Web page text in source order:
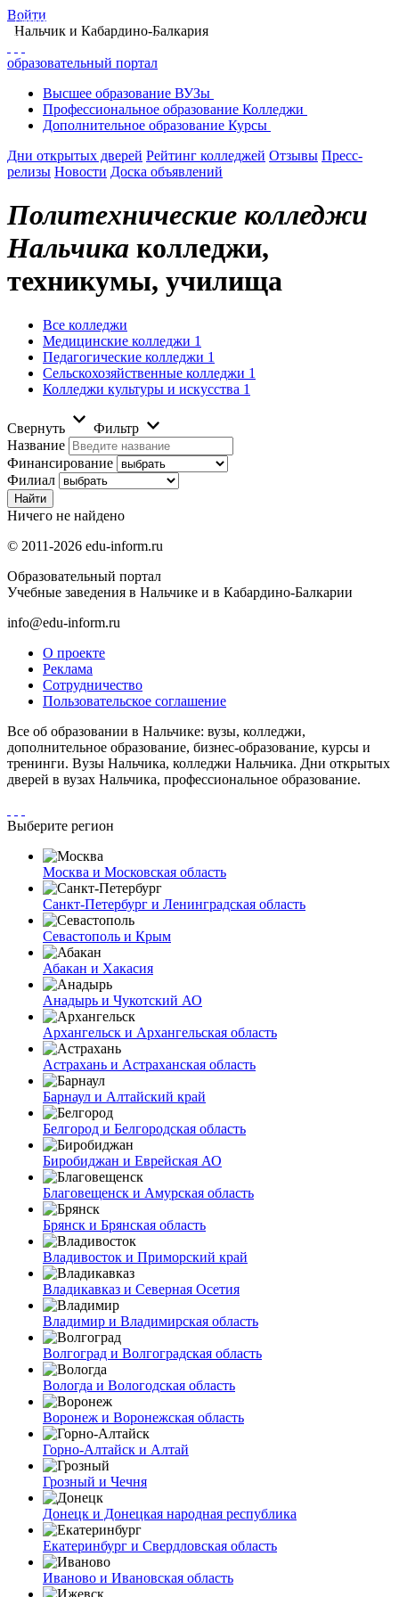
Войти
Нальчик и Кабардино-Балкария
образовательный портал
Высшее образование ВУЗы
Профессиональное образование Колледжи
Дополнительное образование Курсы
Дни открытых дверей Рейтинг колледжей Отзывы Пресс-
релизы Новости Доска объявлений
Политехнические колледжи
Нальчика колледжи,
техникумы, училища
Главная
Поиск колледжа в Нальчике
Политехнические колледжи Нальчика
Все колледжи
Медицинские колледжи 1
Педагогические колледжи 1
Сельскохозяйственные колледжи 1
Колледжи культуры и искусства 1
Свернуть
Фильтр
Название
Финансирование
Филиал
Ничего не найдено
© 2011-2026 edu-inform.ru
Образовательный портал
Учебные заведения в Нальчике и в Кабардино-Балкарии
info@edu-inform.ru
О проекте
Реклама
Сотрудничество
Пользовательское соглашение
Все об образовании в Нальчике: вузы, колледжи,
дополнительное образование, бизнес-образование, курсы и
тренинги. Вузы Нальчика, колледжи Нальчика. Дни открытых
дверей в вузах Нальчика, профессиональное образование.
Выберите регион
Москва и Московская область
Санкт-Петербург и Ленинградская область
Севастополь и Крым
Абакан и Хакасия
Анадырь и Чукотский АО
Архангельск и Архангельская область
Астрахань и Астраханская область
Барнаул и Алтайский край
Белгород и Белгородская область
Биробиджан и Еврейская АО
Благовещенск и Амурская область
Брянск и Брянская область
Владивосток и Приморский край
Владикавказ и Северная Осетия
Владимир и Владимирская область
Волгоград и Волгоградская область
Вологда и Вологодская область
Воронеж и Воронежская область
Горно-Алтайск и Алтай
Грозный и Чечня
Донецк и Донецкая народная республика
Екатеринбург и Свердловская область
Иваново и Ивановская область